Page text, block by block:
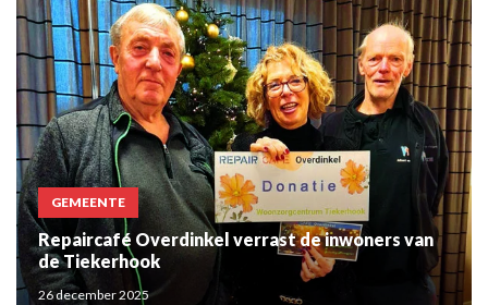
GEMEENTE
Repaircafé Overdinkel verrast de inwoners van
de Tiekerhook
26 december 2025